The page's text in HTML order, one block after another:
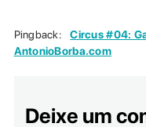
Pingback:
Circus #04:
AntonioBorba.com
Deixe um